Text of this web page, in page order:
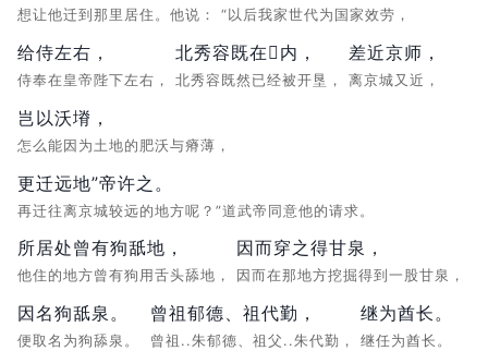
想让他迁到那里居住。他说： “以后我家世代为国家效劳，
给侍左右，
侍奉在皇帝陛下左右，
北秀容既在内，
北秀容既然已经被开垦，
差近京师，
离京城又近，
岂以沃塉，
怎么能因为土地的肥沃与瘠薄，
更迁远地”帝许之。
再迁往离京城较远的地方呢？”道武帝同意他的请求。
所居处曾有狗舐地，
他住的地方曾有狗用舌头舔地，
因而穿之得甘泉，
因而在那地方挖掘得到一股甘泉，
因名狗舐泉。
便取名为狗舔泉。
曾祖郁德、祖代勤，
曾祖..朱郁德、祖父..朱代勤，
继为酋长。
继任为酋长。